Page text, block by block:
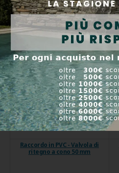
La valvola di non ritorno in PVC
viene utilizzata ...
Codice prodotto:0111544
26,52 €
Acquistare
Disponibile
Raccordo in PVC - Valvola di
ritegno a cono 50 mm